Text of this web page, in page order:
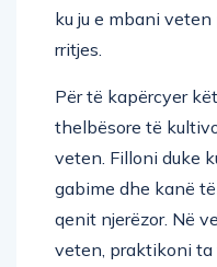
ku ju e mbani
rritjes.
Për të kapërcyer
thelbësore të
veten. Filloni duke
gabime dhe kanë
qenit njerëzor. Në
veten, praktikoni